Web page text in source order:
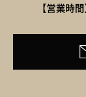
【営業時